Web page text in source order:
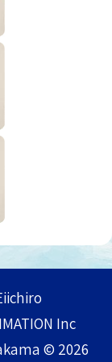
Inc.